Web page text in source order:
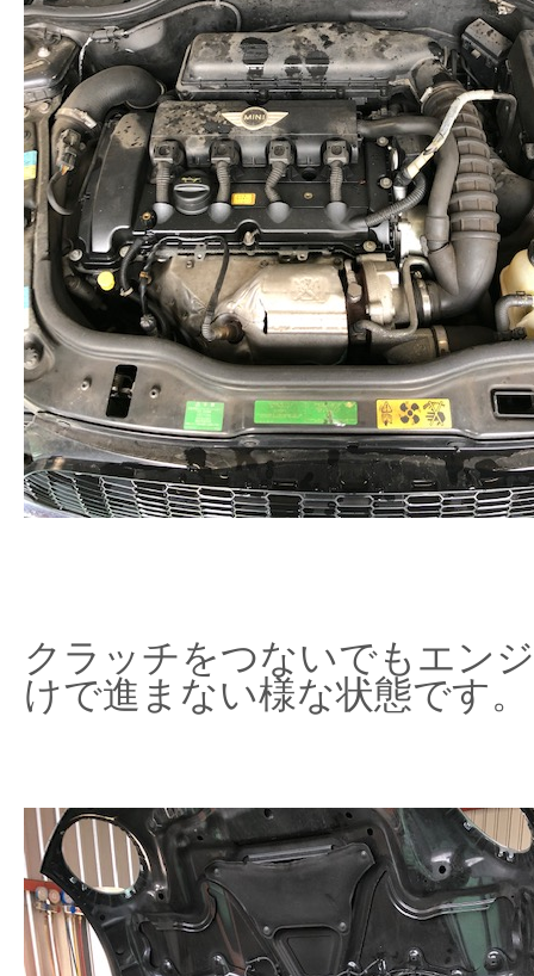
クラッチをつないでもエン
けで進まない様な状態です。